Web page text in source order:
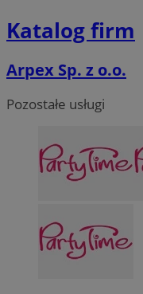
Katalog firm
Arpex Sp. z o.o.
Pozostałe usługi